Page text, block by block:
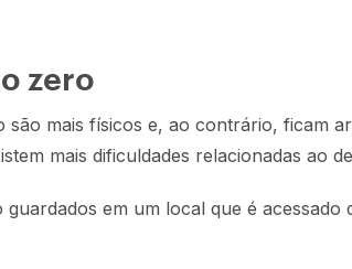
zero
são mais físicos e, ao contrário, ficam
mais dificuldades relacionadas ao
em um local que é acessado